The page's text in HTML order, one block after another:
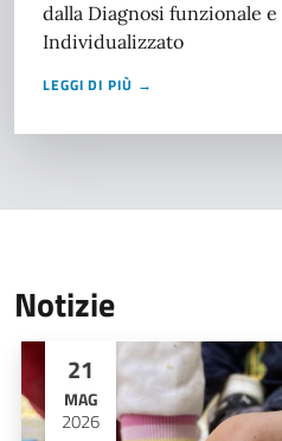
dalla Diagnosi funzionale
Individualizzato
LEGGI DI PIÙ →
Notizie
21
MAG
2026